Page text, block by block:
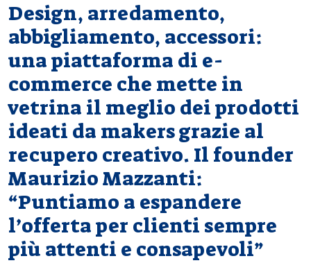
Design, arredamento,
abbigliamento, accessori:
una piattaforma di e-
commerce che mette in
vetrina il meglio dei prodotti
ideati da makers grazie al
recupero creativo. Il founder
Maurizio Mazzanti:
“Puntiamo a espandere
l’offerta per clienti sempre
più attenti e consapevoli”